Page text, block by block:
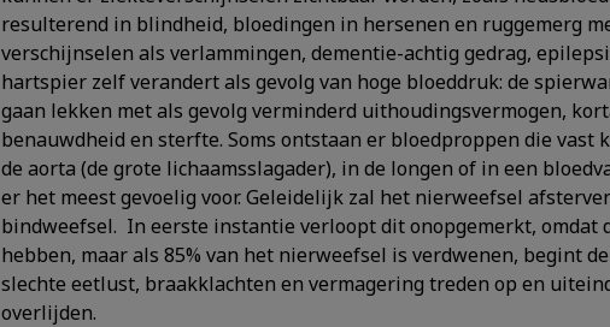
resulterend in blindheid, bloedingen in hersenen en ruggemerg
verschijnselen als verlammingen, dementie-achtig gedrag,
hartspier zelf verandert als gevolg van hoge bloeddruk: de
gaan lekken met als gevolg verminderd uithoudingsvermogen,
benauwdheid en sterfte. Soms ontstaan er bloedproppen die
de aorta (de grote lichaamsslagader), in de longen of in een
er het meest gevoelig voor. Geleidelijk zal het nierweefsel
bindweefsel. In eerste instantie verloopt dit onopgemerkt, omdat
hebben, maar als 85% van het nierweefsel is verdwenen, begint
slechte eetlust, braakklachten en vermagering treden op en
overlijden.